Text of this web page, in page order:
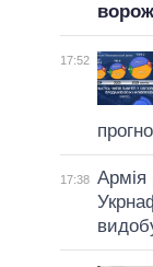
17:52
17:38 Армія